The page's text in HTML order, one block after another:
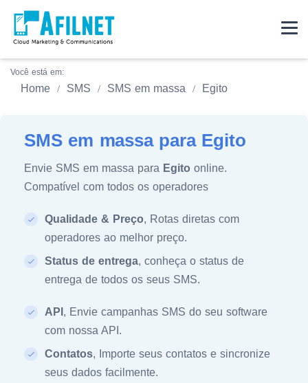
Você está em:
Home SMS SMS em massa Egito
SMS em massa para Egito
Envie SMS em massa para Egito online.
Compatível com todos os operadores
Qualidade & Preço, Rotas diretas com
operadores ao melhor preço.
Status de entrega, conheça o status de
entrega de todos os seus SMS.
API , Envie campanhas SMS do seu software
com nossa API.
Contatos, Importe seus contatos e sincronize
seus dados facilmente.